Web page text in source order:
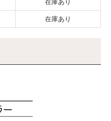
在庫あり
在庫あり